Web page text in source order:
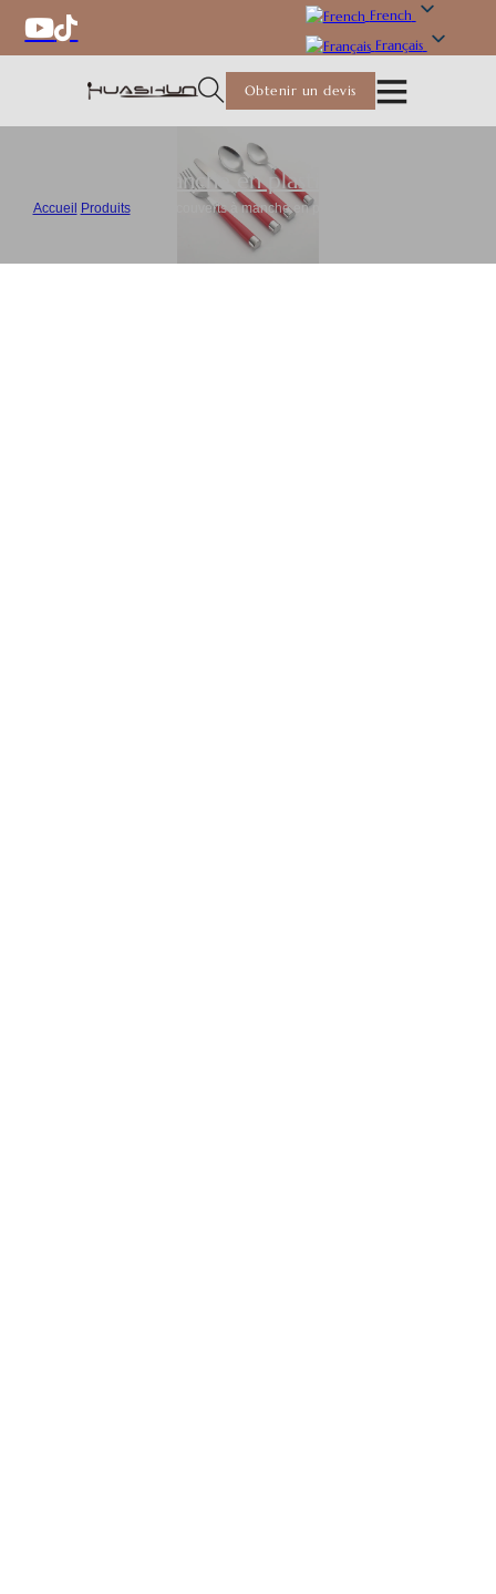
French
Français
Obtenir un devis
Couverts à manche en plastique
Accueil Produits/ Set de couverts à manche en plastique en gros en vrac